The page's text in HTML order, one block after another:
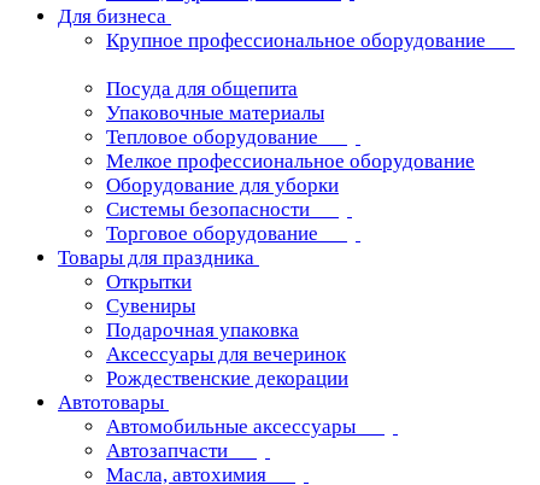
Для бизнеса
Крупное профессиональное оборудование
Посуда для общепита
Упаковочные материалы
Тепловое оборудование
Мелкое профессиональное оборудование
Оборудование для уборки
Системы безопасности
Торговое оборудование
Товары для праздника
Открытки
Сувениры
Подарочная упаковка
Аксессуары для вечеринок
Рождественские декорации
Автотовары
Автомобильные аксессуары
Автозапчасти
Масла, автохимия